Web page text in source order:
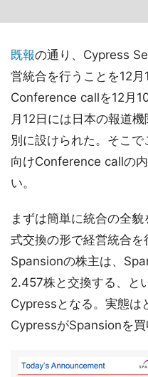
既報の通り、Cypress
営統合を行うことを12
Conference callを12月
月12日には日本の報道
別に設けられた。そこ
向けConference callの
い。
まずは簡単に統合の全
式交換の形で経営統合
Spansionの株主は、
2.457株と交換する、と
Cypressとなる。実態は
CypressがSpansionを買